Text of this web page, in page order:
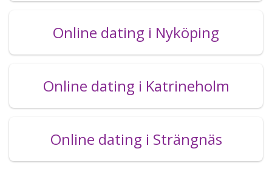
Online dating i Nyköping
Online dating i Katrineholm
Online dating i Strängnäs